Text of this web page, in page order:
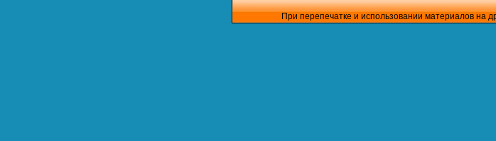
При перепечатке и использовании материалов на